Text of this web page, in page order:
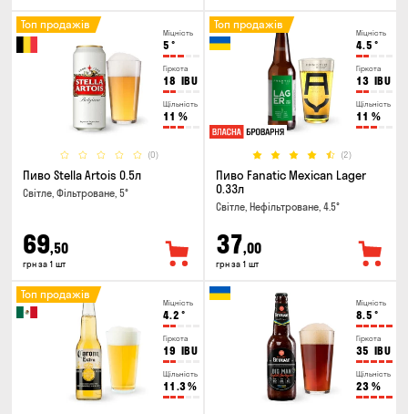
Міцність
5 °
Гіркота
18 IBU
Щільність
11 %
(0)
Топ продажів
Пиво Stella Artois 0.5л
Світле, Фільтроване, 5°
69,50
грн за 1 шт
Міцність
4.5 °
Гіркота
13 IBU
Щільність
11 %
(2)
Топ продажів
Пиво Fanatic Mexican Lager
0.33л
Світле, Нефільтроване, 4.5°
37,00
грн за 1 шт
Міцність
4.2 °
Гіркота
19 IBU
Щільність
11.3%
Топ продажів
Міцність
8.5 °
Гіркота
35 IBU
Щільність
23 %